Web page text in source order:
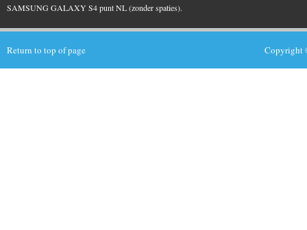
SAMSUNG GALAXY S4 punt NL (zonder spaties).
Return to top of page Copyright